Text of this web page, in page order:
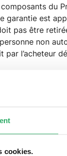
cookies.
composants du
garantie est
pas être
non
par l’acheteur
d’entretien
d’exploitation
n’est pas